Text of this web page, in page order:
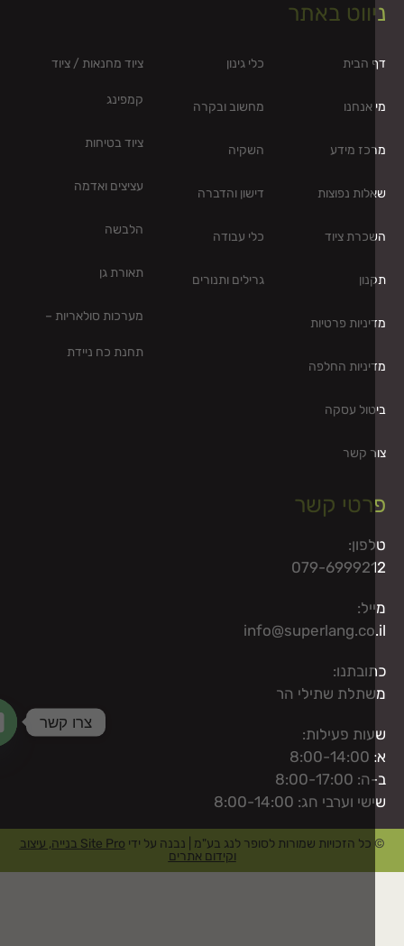
באתר
הבית
מידע
נפוצות
ציוד
פרטיות
החלפה
עסקה
קשר
כלי גינון
מחשוב ובקרה
השקיה
דישון והדברה
כלי עבודה
גרילים ותנורים
ציוד מחנאות / ציוד
קמפינג
ציוד בטיחות
עציצים ואדמה
הלבשה
תאורת גן
מערכות סולאריות –
תחנת כח ניידת
קשר
079-
שתילי הר
פעילות:
17:00
וערבי חג: 8:00-14:00
הזכויות שמורות לסופר לנג בע"מ | נבנה על ידי
Site Pro בנייה, עיצוב
וקידום אתרים
צרו קשר